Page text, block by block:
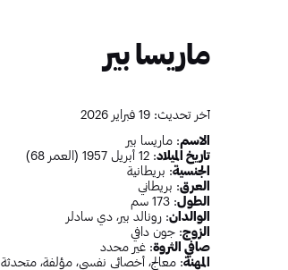
ماريسا بير
آخر تحديث: 19 فبراير 2026
الاسم: ماريسا بير
تاريخ الميلاد: 12 أبريل 1957 (العمر 68)
الجنسية: بريطانية
العرق: بريطاني
الطول: 173 سم
الوالدان: رونالد بير، دي سادلر
الزوج: جون دافي
صافي الثروة: غير محدد
المهنة: معالج، أخصائي نفسي، مؤلفة، متحدثة